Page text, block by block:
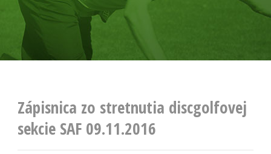
Zápisnica zo stretnutia discgolfovej
sekcie SAF 09.11.2016